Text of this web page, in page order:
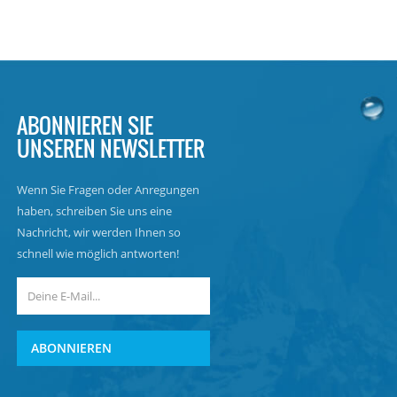
ABONNIEREN SIE
UNSEREN NEWSLETTER
Wenn Sie Fragen oder Anregungen
haben, schreiben Sie uns eine
Nachricht, wir werden Ihnen so
schnell wie möglich antworten!
ABONNIEREN